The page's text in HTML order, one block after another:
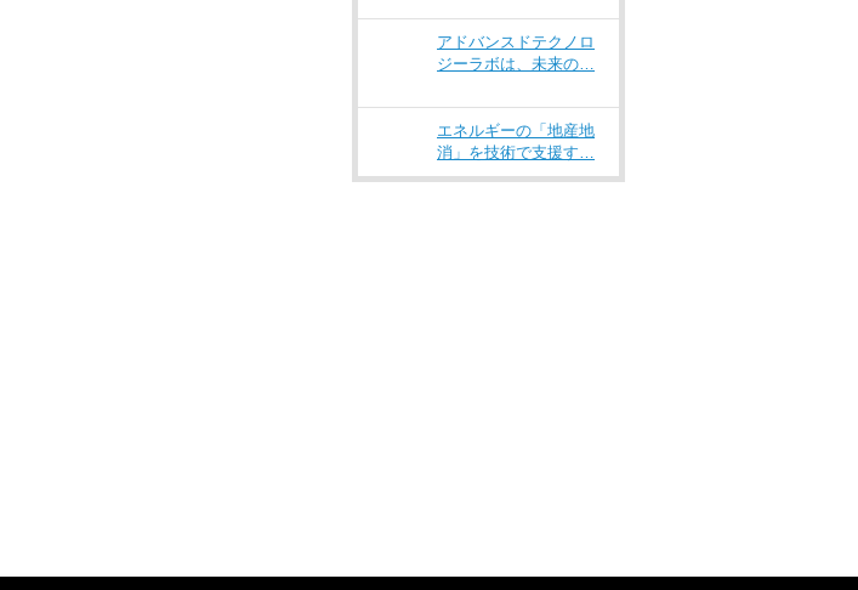
アドバンスドテクノロ
ジーラボは、未来の…
エネルギーの「地産地
消」を技術で支援す…